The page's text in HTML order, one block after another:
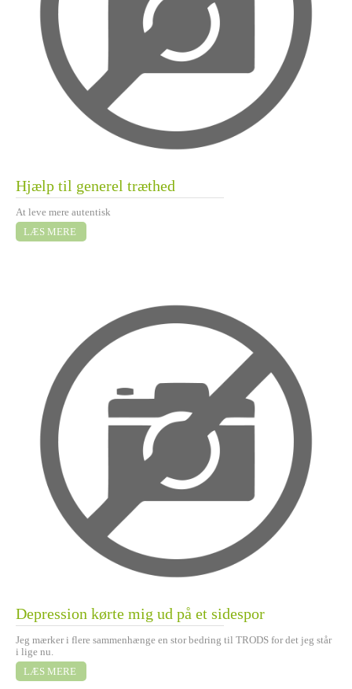
Hjælp til generel træthed
At leve mere autentisk
Depression kørte mig ud på et sidespor
Jeg mærker i flere sammenhænge en stor bedring til TRODS for det jeg står
i lige nu.